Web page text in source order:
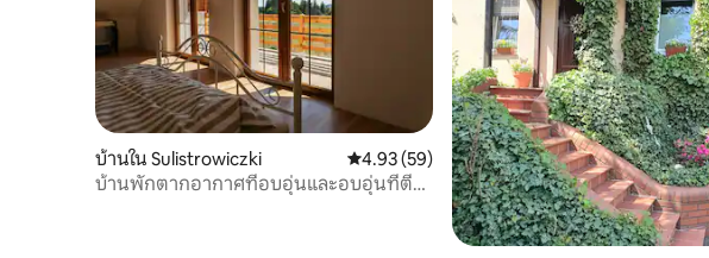
บ้านใน Sulistrowiczki คะแนนเฉลี่ย 4.93 จาก 5, 59 รีวิว
4.93 (59)
บ้านพักตากอากาศที่อบอุ่นและอบอุ่นที่ตีน